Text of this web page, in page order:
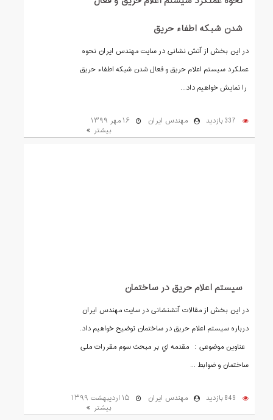
شدن شبکه اطفاء حریق
در این بخش از آتش نشانی در سایت مهندس ایران نحوه
عملکرد سیستم اعلام حریق و فعال شدن شبکه اطفاء حریق
را نمایش خواهیم داد...
337 بازدید مهندس ایران ۱۶ مهر ۱۳۹۹
بیشتر
سیستم اعلام حریق در ساختمان
در این بخش از مقالات آتشنشانی در سایت مهندس ایران
درباره سیستم اعلام حریق در ساختمان توضیح خواهیم داد.
عناوین موضوعی : مقدمه اي بر مبحث سوم مقررات ملی
ساختمان و ضوابط ...
849 بازدید مهندس ایران ۱۵ اردیبهشت ۱۳۹۹
بیشتر